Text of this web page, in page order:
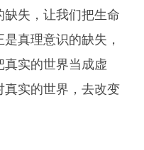
失，让我们把生命
真理意识的缺失，
实的世界当成虚
实的世界，去改变